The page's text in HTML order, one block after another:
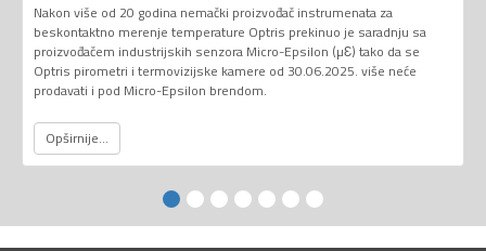
Nakon više od 20 godina nemački proizvođač instrumenata za
beskontaktno merenje temperature Optris prekinuo je saradnju sa
proizvođačem industrijskih senzora Micro-Epsilon (µƐ) tako da se
Optris pirometri i termovizijske kamere od 30.06.2025. više neće
prodavati i pod Micro-Epsilon brendom.
Opširnije...